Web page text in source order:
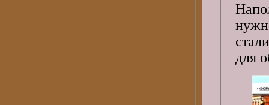
для